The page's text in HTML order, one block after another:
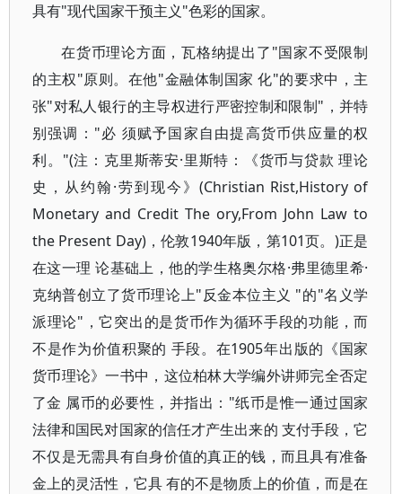
具有"现代国家干预主义"色彩的国家。
在货币理论方面，瓦格纳提出了"国家不受限制
的主权"原则。在他"金融体制国家 化"的要求中，主
张"对私人银行的主导权进行严密控制和限制"，并特
别强调："必 须赋予国家自由提高货币供应量的权
利。"(注：克里斯蒂安·里斯特：《货币与贷款 理论
史，从约翰·劳到现今》(Christian Rist,History of
Monetary and Credit The ory,From John Law to
the Present Day)，伦敦1940年版，第101页。)正是
在这一理 论基础上，他的学生格奥尔格·弗里德里希·
克纳普创立了货币理论上"反金本位主义 "的"名义学
派理论"，它突出的是货币作为循环手段的功能，而
不是作为价值积聚的 手段。在1905年出版的《国家
货币理论》一书中，这位柏林大学编外讲师完全否定
了金 属币的必要性，并指出："纸币是惟一通过国家
法律和国民对国家的信任才产生出来的 支付手段，它
不仅是无需具有自身价值的真正的钱，而且具有准备
金上的灵活性，它具 有的不是物质上的价值，而是在